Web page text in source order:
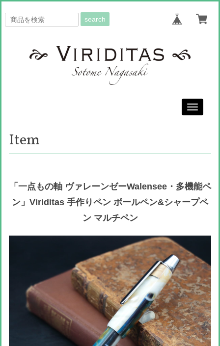
search
Toggle
Item
「一点もの軸 ヴァレーンゼーWalensee・多機能ペ
ン」Viriditas 手作りペン ボールペン&シャープペ
ン マルチペン